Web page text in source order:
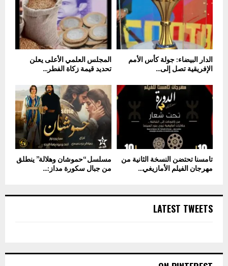
المجلس العلمي الأعلى يعلن
تحديد قيمة زكاة الفطر...
الدار البيضاء: جولة كأس الأمم
الإفريقية تصل إلى...
مسلسل “حموشان وهلالة” ينطلق
من جبال سكورة مداز:...
تامسنا تحتضن النسخة الثانية من
مهرجان الفيلم الأمازيغي...
LATEST TWEETS